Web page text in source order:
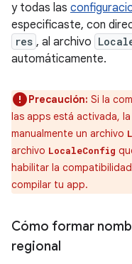
y todas las
especificaste, con
res , al archivo
automáticamente.
Precaución: Si la
las apps está activada,
manualmente un archivo
archivo LocaleConfig
habilitar la
compilar tu app.
Cómo formar
regional